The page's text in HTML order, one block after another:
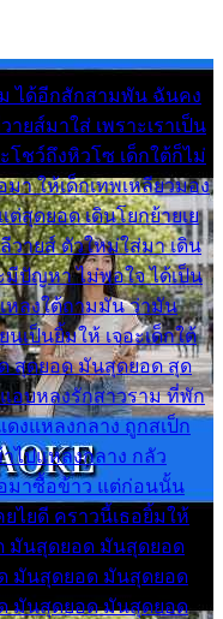
ได้อีกสักสามพัน ฉันคง
ยส์มาใส่ เพราะเราเป็น
โชว์ถึงหิวโซ เด็กใต้ก็ไม่
า ให้เด็กเทพเหลียวมอง
สุดยอด เดินโยกย้ายเย
วายส์ ตัวใหม่ใส่มา เดิน
ปัญหา ไม่พอใจ ได้เป็น
หลงใต้ถามมัน ว่ามัน
เป็นยิ้มให้ เจอะเด็กใต้
สุดยอด มันสุดยอด สุด
อบหลงรักสาวราม ที่พัก
ดงแหลงกลาง ถูกสเป็ก
ไปแหลงกลาง กลัว
มาซื้อข้าว แต่ก่อนนั้น
ยไยดี คราวนี้เธอยิ้มให้
มันสุดยอด มันสุดยอด
มันสุดยอด มันสุดยอด
มันสุดยอด มันสุดยอด